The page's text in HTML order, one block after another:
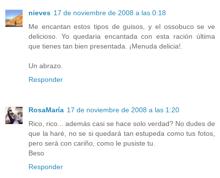
nieves 17 de noviembre de 2008 a las 0:18
Me encantan estos tipos de guisos, y el ossobuco se ve
delicioso. Yo quedaria encantada con esta ración última
que tienes tan bien presentada. ¡Menuda delicia!.
Un abrazo.
Responder
RosaMaría 17 de noviembre de 2008 a las 1:20
Rico, rico... además casi se hace solo verdad? No dudes de
que la haré, no se si quedará tan estupeda como tus fotos,
pero será con cariño, como le pusiste tu.
Beso
Responder